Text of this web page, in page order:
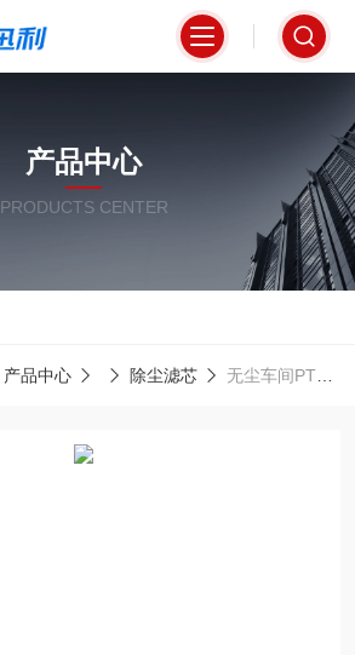
产品中心
PRODUCTS CENTER
产品中心 除尘滤芯 无尘车间PTFE材质除尘滤芯350*1000圆筒式